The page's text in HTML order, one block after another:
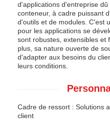
d'applications d'entreprise
conteneur, à cadre puissant
d'outils et de modules. C'est
pour les applications se
sont robustes, extensibles et
plus, sa nature ouverte de
d'adapter aux besoins du
leurs conditions.
Cadre de ressort : Solutions
client